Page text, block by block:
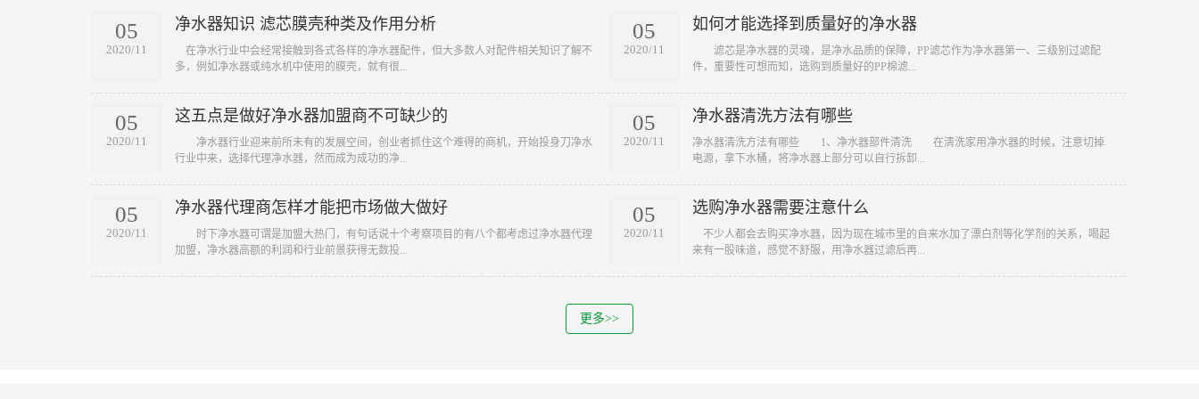
05
2020/11
净水器知识 滤芯膜壳种类及作用分析
​ 在净水行业中会经常接触到各式各样的净水器配件，但大多数人对配件相关知识了解不
多，例如净水器或纯水机中使用的膜壳，就有很...
05
2020/11
这五点是做好净水器加盟商不可缺少的
​ 净水器行业迎来前所未有的发展空间，创业者抓住这个难得的商机，开始投身刀净水
行业中来，选择代理净水器，然而成为成功的净...
05
2020/11
净水器代理商怎样才能把市场做大做好
​ 时下净水器可谓是加盟大热门，有句话说十个考察项目的有八个都考虑过净水器代理
加盟，净水器高额的利润和行业前景获得无数投...
05
2020/11
如何才能选择到质量好的净水器
滤芯是净水器的灵魂，是净水品质的保障，PP滤芯作为净水器第一、三级别过滤配
件，重要性可想而知，选购到质量好的PP棉滤...
05
2020/11
净水器清洗方法有哪些
净水器清洗方法有哪些 1、净水器部件清洗 在清洗家用净水器的时候，注意切掉
电源，拿下水桶，将净水器上部分可以自行拆卸...
05
2020/11
选购净水器需要注意什么
不少人都会去购买净水器，因为现在城市里的自来水加了漂白剂等化学剂的关系，喝起
来有一股味道，感觉不舒服，用净水器过滤后再...
更多>>